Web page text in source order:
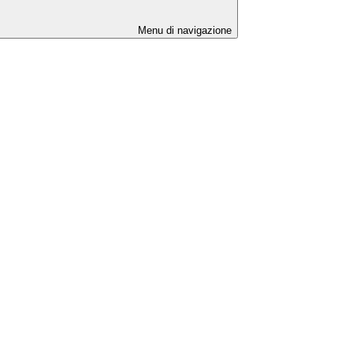
Menu di navigazione